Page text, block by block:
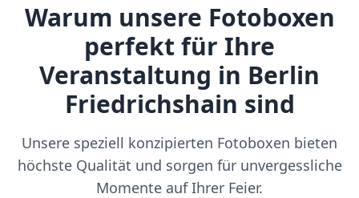
Warum unsere Fotoboxen
perfekt für Ihre
Veranstaltung in Berlin
Friedrichshain sind
Unsere speziell konzipierten Fotoboxen bieten
höchste Qualität und sorgen für unvergessliche
Momente auf Ihrer Feier.